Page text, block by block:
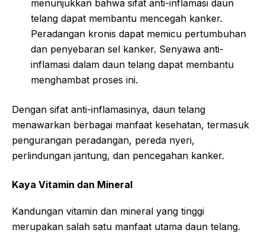
menunjukkan bahwa sifat anti-inflamasi daun
telang dapat membantu mencegah kanker.
Peradangan kronis dapat memicu pertumbuhan
dan penyebaran sel kanker. Senyawa anti-
inflamasi dalam daun telang dapat membantu
menghambat proses ini.
Dengan sifat anti-inflamasinya, daun telang
menawarkan berbagai manfaat kesehatan, termasuk
pengurangan peradangan, pereda nyeri,
perlindungan jantung, dan pencegahan kanker.
Kaya Vitamin dan Mineral
Kandungan vitamin dan mineral yang tinggi
merupakan salah satu manfaat utama daun telang.